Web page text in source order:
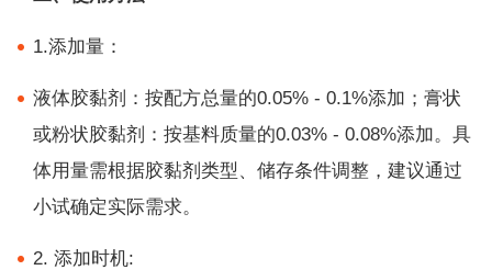
1.添加量：
液体胶黏剂：按配方总量的0.05% - 0.1%添加；膏状
或粉状胶黏剂：按基料质量的0.03% - 0.08%添加。具
体用量需根据胶黏剂类型、储存条件调整，建议通过
小试确定实际需求。
2. 添加时机: